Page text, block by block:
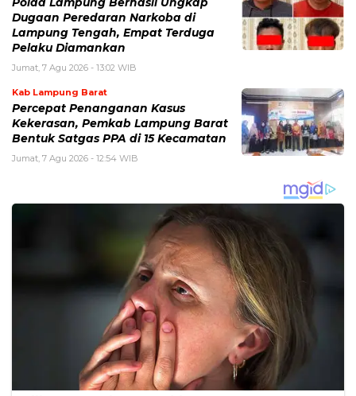
Polda Lampung Berhasil Ungkap
Dugaan Peredaran Narkoba di
Lampung Tengah, Empat Terduga
Pelaku Diamankan
Jumat, 7 Agu 2026 - 13:02 WIB
Kab Lampung Barat
Percepat Penanganan Kasus
Kekerasan, Pemkab Lampung Barat
Bentuk Satgas PPA di 15 Kecamatan
Jumat, 7 Agu 2026 - 12:54 WIB